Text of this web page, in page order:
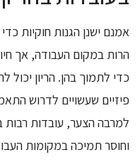
אמנם ישנן הגנות חוקיות
הרות במקום העבודה, אך
כדי לתמוך בהן. הריון יכול
פיזיים שעשויים לדרוש
למרבה הצער, עובדות רבות
וחוסר תמיכה במקומות